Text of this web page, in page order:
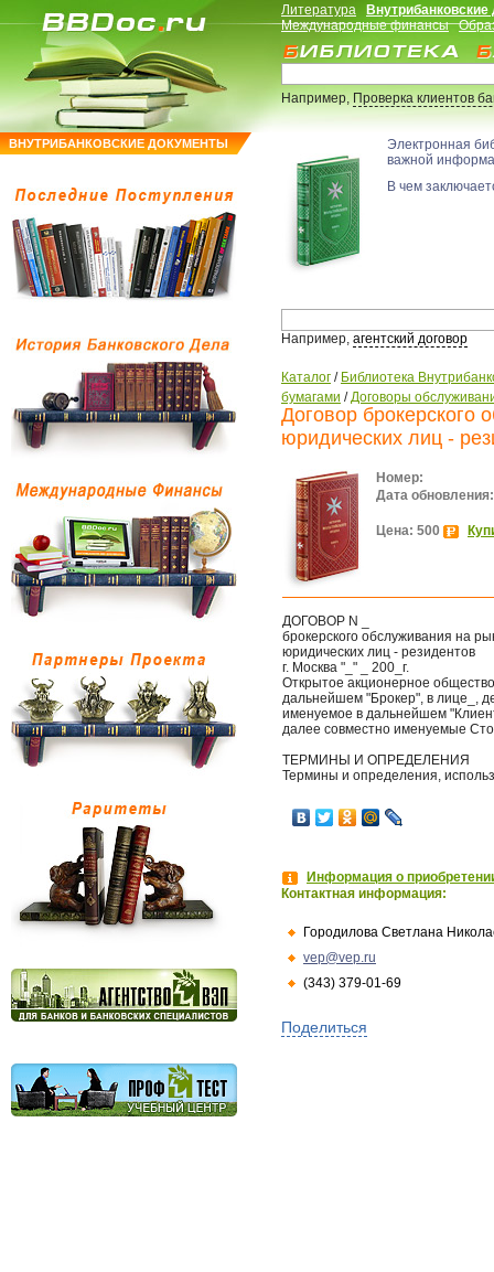
ВНУТРИБАНКОВСКИЕ ДОКУМЕНТЫ
Литература
Международные финансы
Например,Проверка клиентов
Электронная
важной
В чем
Например, агентский договор
Каталог / Библиотека
бумагами /Договоры
Договор брокерского
юридических лиц -
Номер:
Дата обновления:
Цена: 500
ДОГОВОР N _
брокерского обслуживания на
юридических лиц - резидентов
г. Москва "_" _ 200_г.
Открытое акционерное
дальнейшем "Брокер", в лице_,
именуемое в дальнейшем
далее совместно именуемые
ТЕРМИНЫ И ОПРЕДЕЛЕНИЯ
Термины и определения,
Информация о
Контактная информация:
Городилова Светлана
vep@vep.ru
(343) 379-01-69
Поделиться